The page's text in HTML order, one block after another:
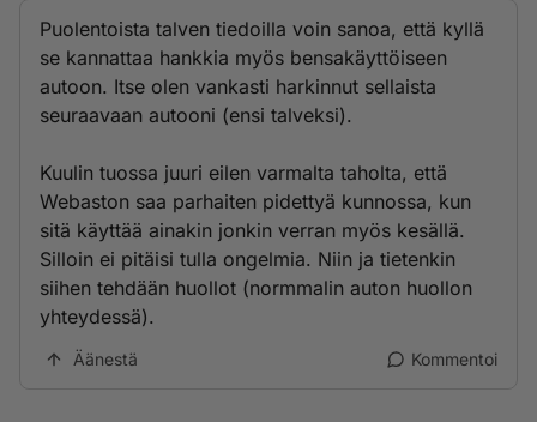
Puolentoista talven tiedoilla voin sanoa, että kyllä
se kannattaa hankkia myös bensakäyttöiseen
autoon. Itse olen vankasti harkinnut sellaista
seuraavaan autooni (ensi talveksi).
Kuulin tuossa juuri eilen varmalta taholta, että
Webaston saa parhaiten pidettyä kunnossa, kun
sitä käyttää ainakin jonkin verran myös kesällä.
Silloin ei pitäisi tulla ongelmia. Niin ja tietenkin
siihen tehdään huollot (normmalin auton huollon
yhteydessä).
Äänestä Kommentoi